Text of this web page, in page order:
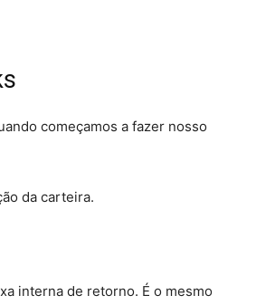
começamos a fazer nosso
da carteira.
interna de retorno. É o mesmo